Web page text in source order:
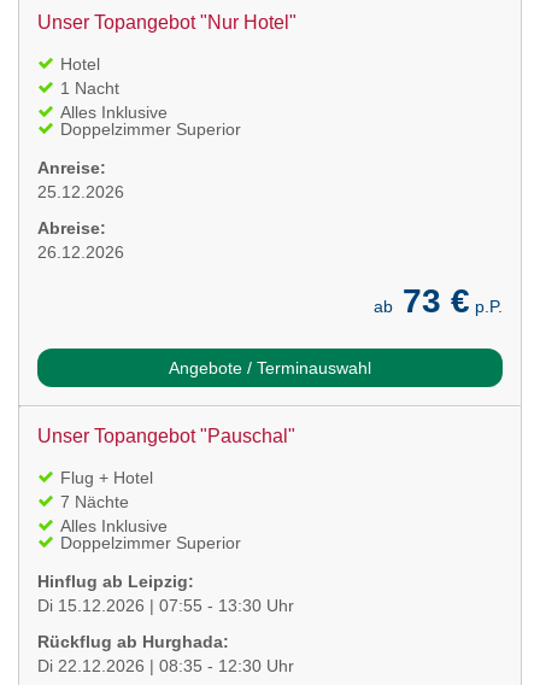
Unser Topangebot "Nur Hotel"
Hotel
1 Nacht
Alles Inklusive
Doppelzimmer Superior
Anreise:
25.12.2026
Abreise:
26.12.2026
ab 73 € p.P.
Angebote / Terminauswahl
Unser Topangebot "Pauschal"
Flug + Hotel
7 Nächte
Alles Inklusive
Doppelzimmer Superior
Hinflug ab Leipzig:
Di 15.12.2026 | 07:55 - 13:30 Uhr
Rückflug ab Hurghada:
Di 22.12.2026 | 08:35 - 12:30 Uhr